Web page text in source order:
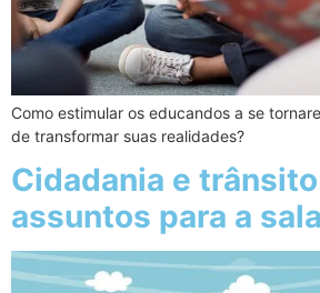
Como estimular os educandos a se
de transformar suas realidades?
Cidadania e
assuntos para a